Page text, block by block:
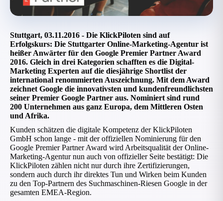
Stuttgart, 03.11.2016 - Die KlickPiloten sind auf
Erfolgskurs: Die Stuttgarter Online-Marketing-Agentur ist
heißer Anwärter für den Google Premier Partner Award
2016. Gleich in drei Kategorien schafften es die Digital-
Marketing Experten auf die diesjährige Shortlist der
international renommierten Auszeichnung. Mit dem Award
zeichnet Google die innovativsten und kundenfreundlichsten
seiner Premier Google Partner aus. Nominiert sind rund
200 Unternehmen aus ganz Europa, dem Mittleren Osten
und Afrika.
Kunden schätzen die digitale Kompetenz der KlickPiloten
GmbH schon lange - mit der offiziellen Nominierung für den
Google Premier Partner Award wird Arbeitsqualität der Online-
Marketing-Agentur nun auch von offizieller Seite bestätigt: Die
KlickPiloten zählen nicht nur durch ihre Zertifizierungen,
sondern auch durch ihr direktes Tun und Wirken beim Kunden
zu den Top-Partnern des Suchmaschinen-Riesen Google in der
gesamten EMEA-Region.